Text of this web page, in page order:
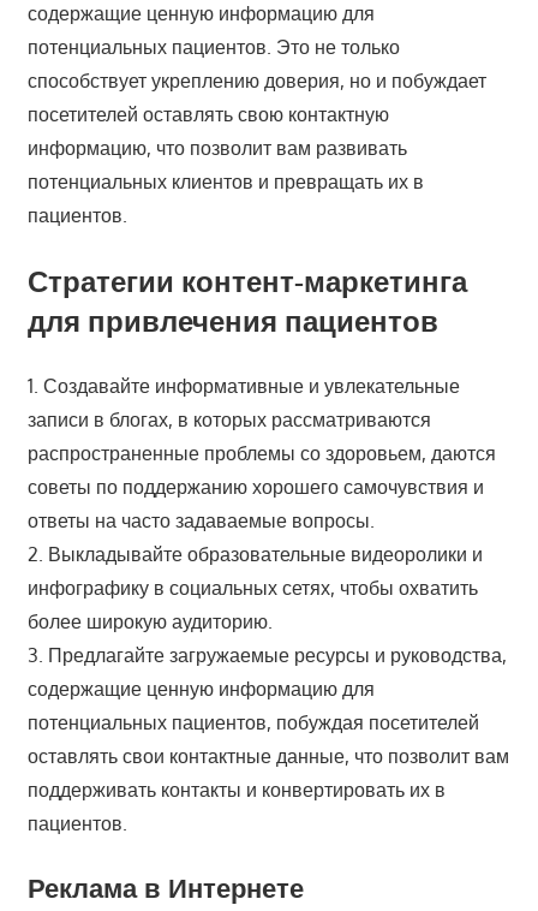
содержащие ценную информацию для
потенциальных пациентов. Это не только
способствует укреплению доверия, но и побуждает
посетителей оставлять свою контактную
информацию, что позволит вам развивать
потенциальных клиентов и превращать их в
пациентов.
Стратегии контент-маркетинга
для привлечения пациентов
1. Создавайте информативные и увлекательные
записи в блогах, в которых рассматриваются
распространенные проблемы со здоровьем, даются
советы по поддержанию хорошего самочувствия и
ответы на часто задаваемые вопросы.
2. Выкладывайте образовательные видеоролики и
инфографику в социальных сетях, чтобы охватить
более широкую аудиторию.
3. Предлагайте загружаемые ресурсы и руководства,
содержащие ценную информацию для
потенциальных пациентов, побуждая посетителей
оставлять свои контактные данные, что позволит вам
поддерживать контакты и конвертировать их в
пациентов.
Реклама в Интернете